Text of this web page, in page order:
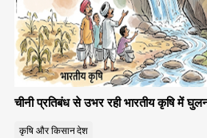
चीनी प्रतिबंध से उभर रही भारतीय कृषि में
कृषि और किसानदेश